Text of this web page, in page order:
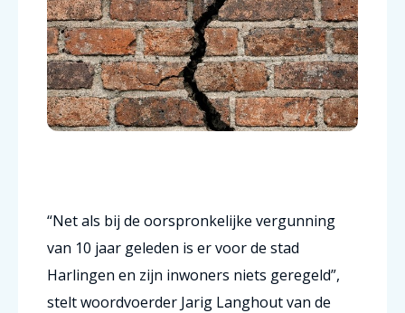
“Net als bij de oorspronkelijke vergunning
van 10 jaar geleden is er voor de stad
Harlingen en zijn inwoners niets geregeld”,
stelt woordvoerder Jarig Langhout van de